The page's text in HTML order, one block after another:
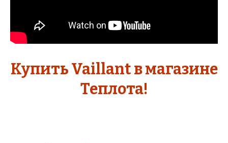
Купить Vaillant в магазине
Теплота!